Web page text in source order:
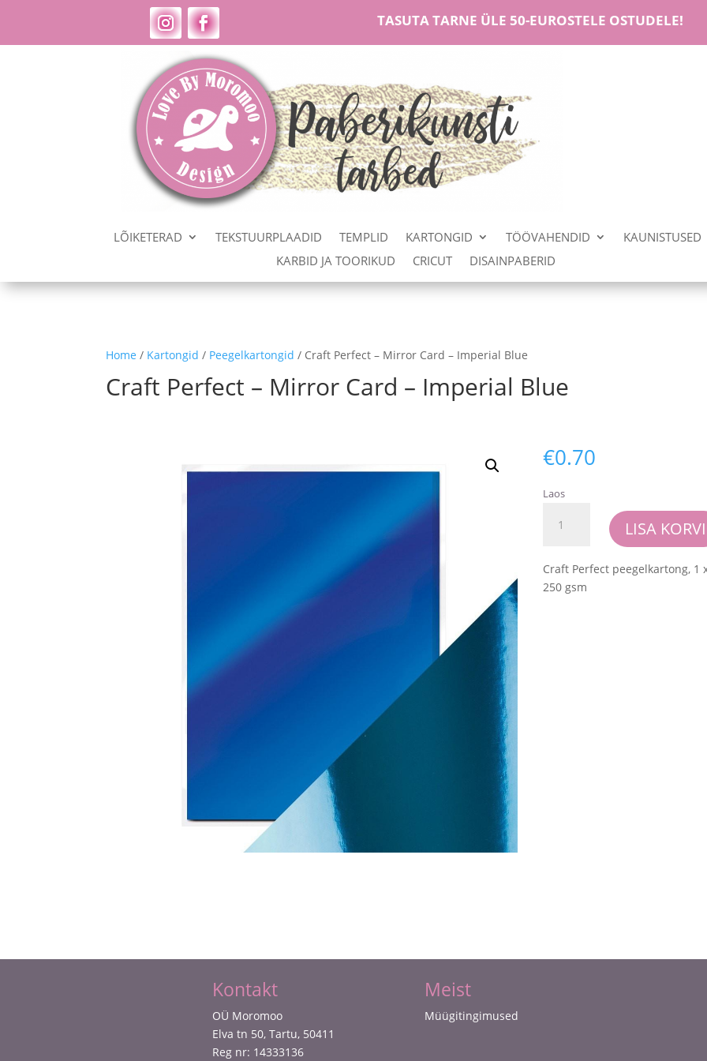
TASUTA TARNE ÜLE 50-EUROSTELE OSTUDELE!
LÕIKETERAD TEKSTUURPLAADID TEMPLID KARTONGID TÖÖVAHENDID
KAUNISTUSED
KARBID JA TOORIKUD
CRICUT DISAINPABERID
Home / Kartongid / Peegelkartongid / Craft Perfect – Mirror Card – Imperial Blue
Craft Perfect – Mirror Card – Imperial Blue
€0.70
Laos
Perfect
Mirror
Card
LISA KORVI
Craft Perfect peegelkartong, 1
250 gsm
Kontakt
OÜ Moromoo
Elva tn 50, Tartu, 50411
Reg nr: 14333136
Meist
Müügitingimused